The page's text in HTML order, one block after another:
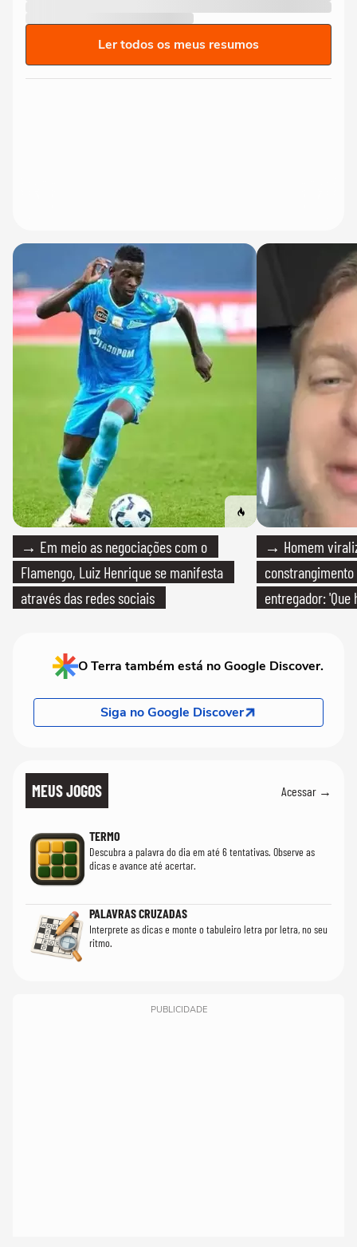
Ler todos os meus resumos
→ Em meio as negociações com o
Flamengo, Luiz Henrique se manifesta
através das redes sociais
→ Homem
entregador: 'Que
O Terra também está no Google Discover.
Siga no Google Discover
MEUS JOGOS Acessar →
TERMO
Descubra a palavra do dia em até 6 tentativas. Observe as
dicas e avance até acertar.
PALAVRAS CRUZADAS
Interprete as dicas e monte o tabuleiro letra por letra, no seu
ritmo.
PUBLICIDADE